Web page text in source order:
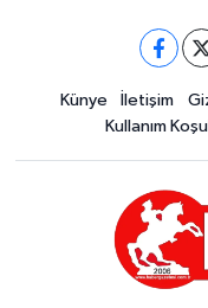
Künye İletişim
Kullanım